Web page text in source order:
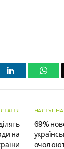
LinkedIn
на
НАСТУПНА
69%